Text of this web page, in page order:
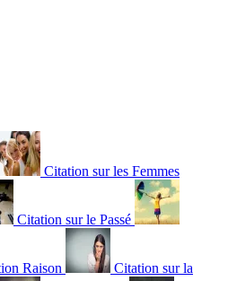
Citation sur les Femmes
Citation sur le Passé
Raison Citation sur la